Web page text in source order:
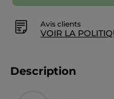
Avis clients
VOIR LA
Description